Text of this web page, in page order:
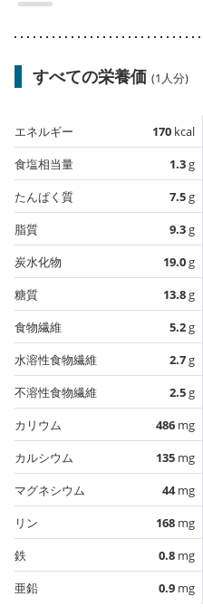
すべての栄養価 (1人分)
エネルギー 170 kcal
食塩相当量
1.3g
たんぱく質
7.5g
脂質
9.3g
炭水化物
19.0g
糖質
13.8g
食物繊維
5.2g
水溶性食物繊維
2.7g
不溶性食物繊維
2.5g
カリウム
486 mg
カルシウム
135 mg
マグネシウム
44mg
リン
168 mg
鉄
0.8 mg
亜鉛
0.9 mg